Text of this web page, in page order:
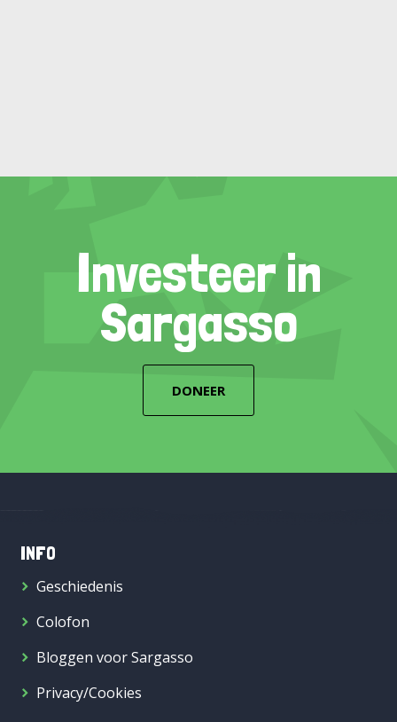
Investeer in
Sargasso
DONEER
INFO
Geschiedenis
Colofon
Bloggen voor Sargasso
Privacy/Cookies